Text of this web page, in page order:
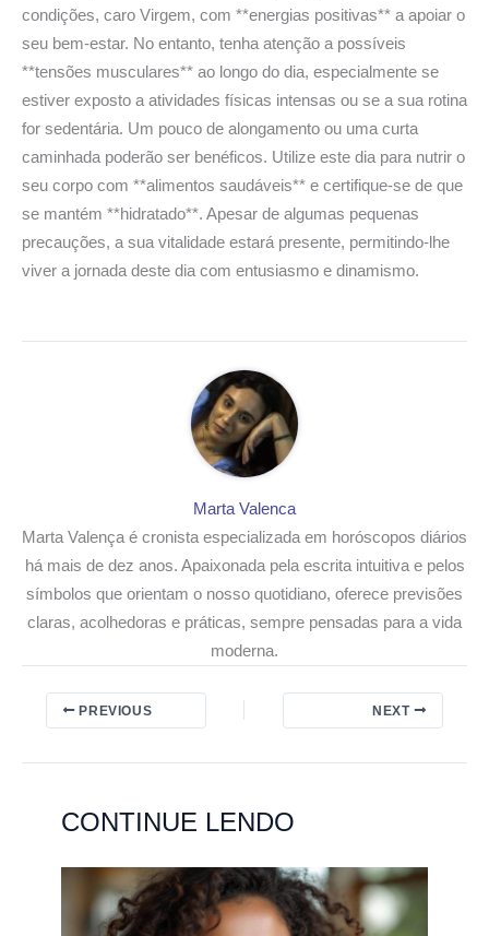
condições, caro Virgem, com **energias positivas** a apoiar o
seu bem-estar. No entanto, tenha atenção a possíveis
**tensões musculares** ao longo do dia, especialmente se
estiver exposto a atividades físicas intensas ou se a sua rotina
for sedentária. Um pouco de alongamento ou uma curta
caminhada poderão ser benéficos. Utilize este dia para nutrir o
seu corpo com **alimentos saudáveis** e certifique-se de que
se mantém **hidratado**. Apesar de algumas pequenas
precauções, a sua vitalidade estará presente, permitindo-lhe
viver a jornada deste dia com entusiasmo e dinamismo.
Marta Valenca
Marta Valença é cronista especializada em horóscopos diários
há mais de dez anos. Apaixonada pela escrita intuitiva e pelos
símbolos que orientam o nosso quotidiano, oferece previsões
claras, acolhedoras e práticas, sempre pensadas para a vida
moderna.
PREVIOUS NEXT
CONTINUE LENDO